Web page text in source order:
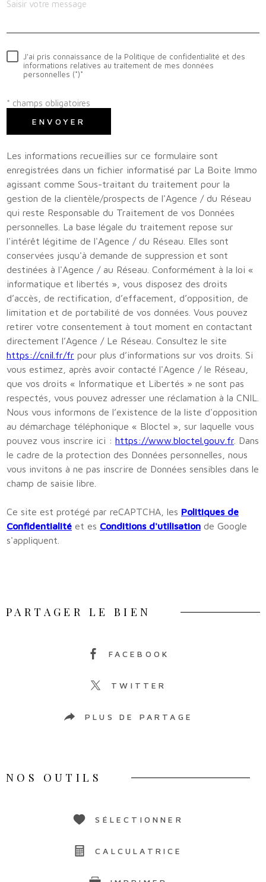
J'ai pris connaissance de la Politique de confidentialité et des
informations relatives au traitement de mes données
personnelles (*)*
* champs obligatoires
ENVOYER
Les informations recueillies sur ce formulaire sont
enregistrées dans un fichier informatisé par La Boite Immo
agissant comme Sous-traitant du traitement pour la
gestion de la clientèle/prospects de l'Agence / du Réseau
qui reste Responsable du Traitement de vos Données
personnelles. La base légale du traitement repose sur
l'intérêt légitime de l'Agence / du Réseau. Elles sont
conservées jusqu'à demande de suppression et sont
destinées à l'Agence / au Réseau. Conformément à la loi «
informatique et libertés », vous disposez des droits
d’accès, de rectification, d’effacement, d’opposition, de
limitation et de portabilité de vos données. Vous pouvez
retirer votre consentement à tout moment en contactant
directement l’Agence / Le Réseau. Consultez le site
https://cnil.fr/fr pour plus d’informations sur vos droits. Si
vous estimez, après avoir contacté l'Agence / le Réseau,
que vos droits « Informatique et Libertés » ne sont pas
respectés, vous pouvez adresser une réclamation à la CNIL.
Nous vous informons de l’existence de la liste d'opposition
au démarchage téléphonique « Bloctel », sur laquelle vous
pouvez vous inscrire ici : https://www.bloctel.gouv.fr . Dans
le cadre de la protection des Données personnelles, nous
vous invitons à ne pas inscrire de Données sensibles dans le
champ de saisie libre.
Ce site est protégé par reCAPTCHA, les Politiques de
Confidentialité et es Conditions d'utilisation de Google
s'appliquent.
PARTAGER LE BIEN
FACEBOOK
TWITTER
PLUS DE PARTAGE
NOS OUTILS
SÉLECTIONNER
CALCULATRICE